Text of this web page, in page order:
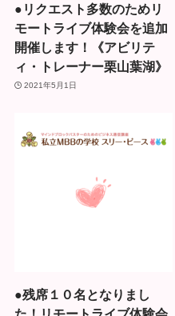
●リクエスト多数のためリ
モートライブ体験会を追加
開催します！《アビリテ
ィ・トレーナー栗山葉湖》
2021年5月1日
●残席１０名となりまし